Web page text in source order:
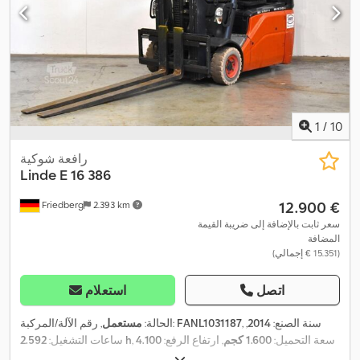
1 / 10
Friedberg 2.393 km
رافعة شوكية
Linde E 16 386
‏12.900 €
سعر ثابت بالإضافة إلى ضريبة القيمة
المضافة
(‏15.351 € إجمالي)
استعلام اتصل
الحالة: مستعمل , رقم الآلة/المركبة: FANL1031187 , سنة الصنع:2014
,
ساعات التشغيل: 2.592 h , سعة التحميل:1.600 كجم , ارتفاع الرفع:4.100
, مركز تحميل الحمولة: